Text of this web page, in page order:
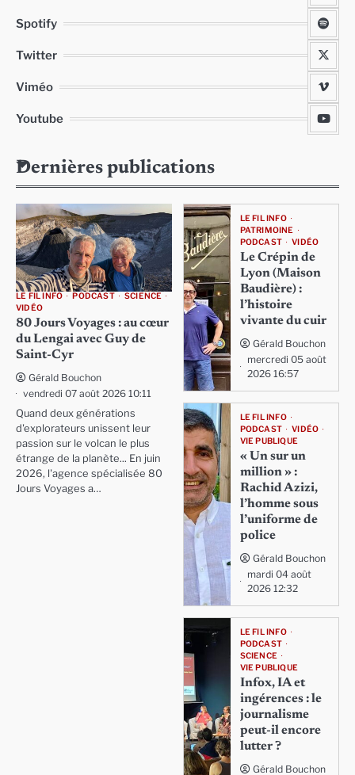
Spotify
Twitter
Viméo
Youtube
Dernières publications
LE FIL INFO PODCAST
SCIENCE
VIDÉO
80 Jours Voyages : au cœur
du Lengai avec Guy de
Saint-Cyr
Gérald Bouchon
vendredi 07 août 2026 10:11
Quand deux générations
d'explorateurs unissent leur
passion sur le volcan le plus
étrange de la planète... En juin
2026, l'agence spécialisée 80
Jours Voyages a…
LE FIL INFO
PATRIMOINE
PODCAST
VIDÉO
Le Crépin de
Lyon (Maison
Baudière) :
l’histoire
vivante du cuir
Gérald Bouchon
mercredi 05 août
2026 16:57
LE FIL INFO
PODCAST
VIDÉO
VIE PUBLIQUE
« Un sur un
million » :
Rachid Azizi,
l’homme sous
l’uniforme de
police
Gérald Bouchon
mardi 04 août
2026 12:32
LE FIL INFO
PODCAST
SCIENCE
VIE PUBLIQUE
Infox, IA et
ingérences : le
journalisme
peut-il encore
lutter ?
Gérald Bouchon